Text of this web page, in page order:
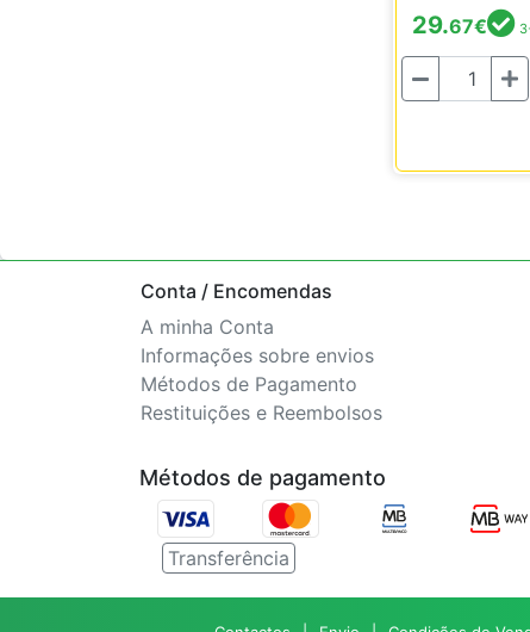
29.67€
Quantidade
Conta / Encomendas
A minha Conta
Informações sobre envios
Métodos de Pagamento
Restituições e Reembolsos
Métodos de pagamento
Transferência